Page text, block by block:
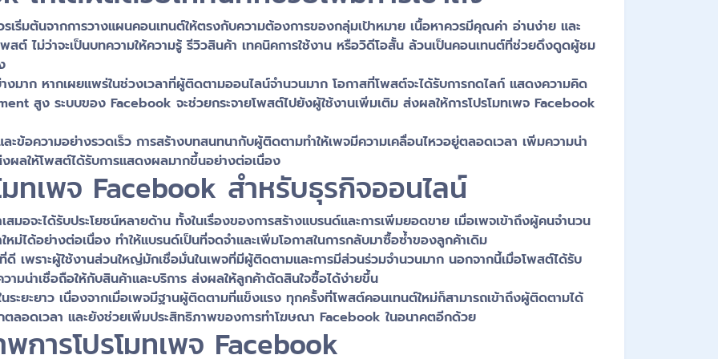
เริ่มต้นจากการวางแผนคอนเทนต์ให้ตรงกับความต้องการของกลุ่มเป้าหมาย เนื้อหาควรมีคุณค่า อ่านง่าย และ
สต์ ไม่ว่าจะเป็นบทความให้ความรู้ รีวิวสินค้า เทคนิคการใช้งาน หรือวิดีโอสั้น ล้วนเป็นคอนเทนต์ที่ช่วยดึงดูดผู้ชม
งมาก หากเผยแพร่ในช่วงเวลาที่ผู้ติดตามออนไลน์จำนวนมาก โอกาสที่โพสต์จะได้รับการกดไลก์ แสดงความคิด
สูง ระบบของ Facebook จะช่วยกระจายโพสต์ไปยังผู้ใช้งานเพิ่มเติม ส่งผลให้การโปรโมทเพจ Facebook
อความอย่างรวดเร็ว การสร้างบทสนทนากับผู้ติดตามทำให้เพจมีความเคลื่อนไหวอยู่ตลอดเวลา เพิ่มความน่า
ผลให้โพสต์ได้รับการแสดงผลมากขึ้นอย่างต่อเนื่อง
มทเพจ Facebook สำหรับธุรกิจออนไลน์
มอจะได้รับประโยชน์หลายด้าน ทั้งในเรื่องของการสร้างแบรนด์และการเพิ่มยอดขาย เมื่อเพจเข้าถึงผู้คนจำนวน
ม่ได้อย่างต่อเนื่อง ทำให้แบรนด์เป็นที่จดจำและเพิ่มโอกาสในการกลับมาซื้อซ้ำของลูกค้าเดิม
พราะผู้ใช้งานส่วนใหญ่มักเชื่อมั่นในเพจที่มีผู้ติดตามและการมีส่วนร่วมจำนวนมาก นอกจากนี้เมื่อโพสต์ได้รับ
มน่าเชื่อถือให้กับสินค้าและบริการ ส่งผลให้ลูกค้าตัดสินใจซื้อได้ง่ายขึ้น
ระยะยาว เนื่องจากเมื่อเพจมีฐานผู้ติดตามที่แข็งแรง ทุกครั้งที่โพสต์คอนเทนต์ใหม่ก็สามารถเข้าถึงผู้ติดตามได้
ตลอดเวลา และยังช่วยเพิ่มประสิทธิภาพของการทำโฆษณา Facebook ในอนาคตอีกด้วย
การโปรโมทเพจ Facebook